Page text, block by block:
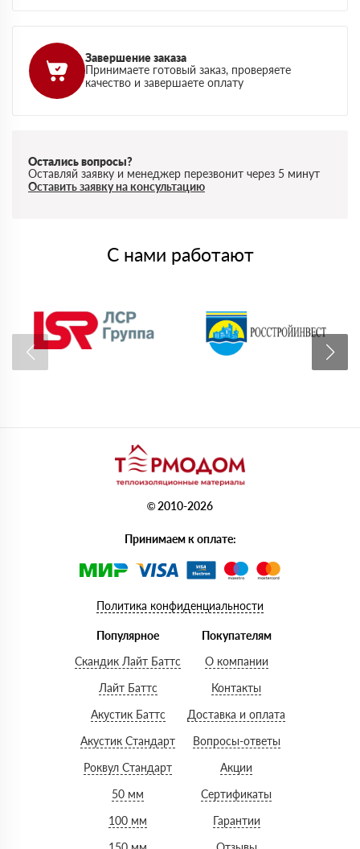
Завершение заказа
Принимаете готовый заказ, проверяете
качество и завершаете оплату
Остались вопросы?
Оставляй заявку и менеджер перезвонит через 5 минут
Оставить заявку на консультацию
С нами работают
© 2010-2026
Принимаем к оплате:
Политика конфиденциальности
Популярное
Скандик Лайт Баттс
Лайт Баттс
Акустик Баттс
Акустик Стандарт
Роквул Стандарт
50 мм
100 мм
Покупателям
О компании
Контакты
Доставка и оплата
Вопросы-ответы
Акции
Сертификаты
Гарантии